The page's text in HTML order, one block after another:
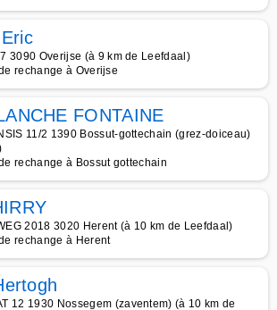
3090 Overijse (à 9 km de Leefdaal)
rechange à Overijse
FONTAINE
11/2 1390 Bossut-gottechain (grez-doiceau)
rechange à Bossut gottechain
2018 3020 Herent (à 10 km de Leefdaal)
rechange à Herent
12 1930 Nossegem (zaventem) (à 10 km de